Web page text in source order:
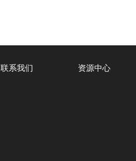
联系我们 资源中心